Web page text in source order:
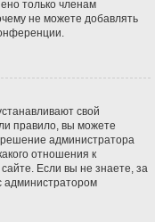
только членам
не можете добавлять
свой
правило, вы можете
администратора
отношения к
Если вы не знаете, за
администратором